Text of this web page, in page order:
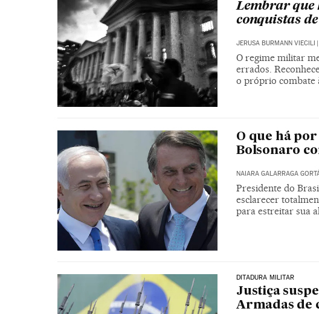
Lembrar que
conquistas
JERUSA BURMANN VIECILI |
O regime militar
errados.
o próprio combate
O que há
Bolsonaro
NAIARA GALARRAGA
Presidente do
esclarecer
para estreitar sua
DITADURA MILITAR
Justiça
Armadas de